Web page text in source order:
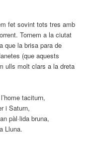
fet sovint tots tres amb
Tornem a la ciutat
que la brisa para de
(que aquests
ulls molt clars a la dreta
taciturn,
i Saturn,
pàl·lida bruna,
Lluna.